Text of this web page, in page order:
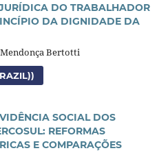
DO TRABALHADOR
DA DIGNIDADE DA
Bertotti
SOCIAL DOS
REFORMAS
E COMPARAÇÕES